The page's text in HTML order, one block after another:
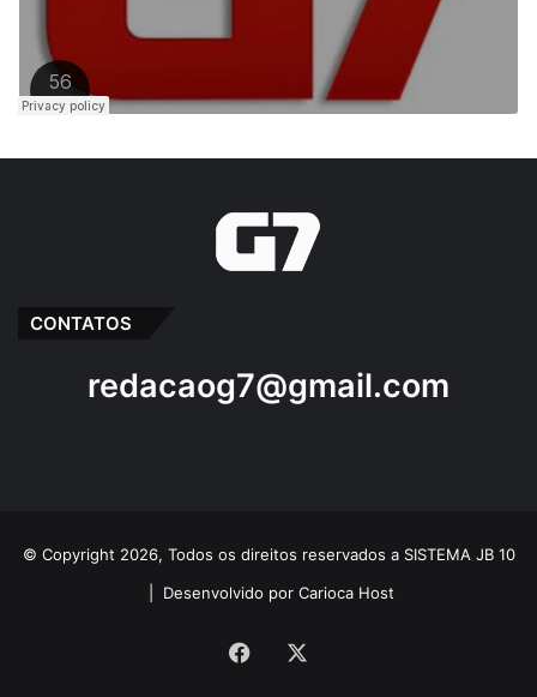
CONTATOS
redacaog7@gmail.com
© Copyright 2026, Todos os direitos reservados a SISTEMA JB 10
Desenvolvido por Carioca Host
Facebook